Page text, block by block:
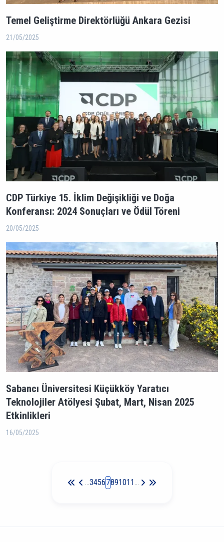
Temel Geliştirme Direktörlüğü Ankara Gezisi
21/05/2025
CDP Türkiye 15. İklim Değişikliği ve Doğa
Konferansı: 2024 Sonuçları ve Ödül Töreni
20/05/2025
Sabancı Üniversitesi Küçükköy Yaratıcı
Teknolojiler Atölyesi Şubat, Mart, Nisan 2025
Etkinlikleri
16/05/2025
…34567891011…